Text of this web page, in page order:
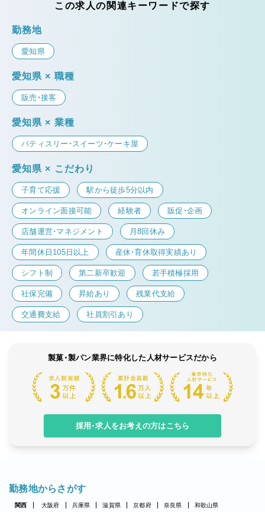
この求人の関連キーワードで探す
勤務地
愛知県
愛知県 × 職種
販売・接客
愛知県 × 業種
パティスリー・スイーツ・ケーキ屋
愛知県 × こだわり
子育て応援 駅から徒歩5分以内
オンライン面接可能 経験者 販促・企画
店舗運営・マネジメント 月8回休み
年間休日105日以上 産休・育休取得実績あり
シフト制 第二新卒歓迎 若手積極採用
社保完備 昇給あり 残業代支給
交通費支給 社員割引あり
製菓・製パン業界に特化した人材サービスだから
採用・求人をお考えの方はこちら
勤務地からさがす
関西 大阪府 兵庫県 滋賀県 京都府 奈良県 和歌山県